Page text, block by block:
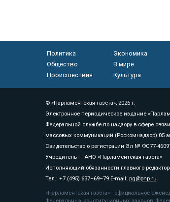
Политика
Экономика
Общество
В мире
Происшествия
Культура
© «Парламентская газета», 2026 г.
Электронное периодическое издание
Федеральной службе по надзору в сфере
массовых коммуникаций (Роскомнадзор) 05
Свидетельство о регистрации Эл № ФС77-
Учредитель — АНО «Парламентская газета»
Исполняющий обязанности главного
Тел.: +7 (495) 637–69–79 E-mail: pg@pnp.ru
«Парламентская газета» - официальное